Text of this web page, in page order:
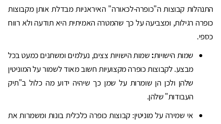
התנהלות קבוצות ה"כופרה-לכאורה" האיראניות מבדלת אותן מקבוצות
כופרה רגילות, ומצביעה על כך שהמטרה האמיתית היא תודעה ולא רווח
כספי.
שמות הישויות: שמות הישויות צצים, נעלמים ומשתנים כמעט בכל
מבצע. לקבוצות כופרה מקצועיות חשוב מאוד לשמור על המוניטין
שלהן ולכן הן שומרות על שמן כך שיהיה ידוע מה כלול ב"תיק
העבודות" שלהן.
אי שמירה על מוניטין: קבוצות כופרה כלכלית בונות ומשמרות את